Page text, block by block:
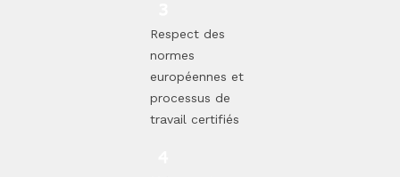
Respect des
normes
européennes et
processus de
travail certifiés